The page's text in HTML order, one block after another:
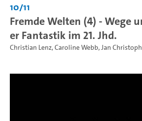
10/11
Fremde Welten (4) - Wege
er Fantastik im 21. Jhd.
Christian Lenz,Caroline Webb,Jan